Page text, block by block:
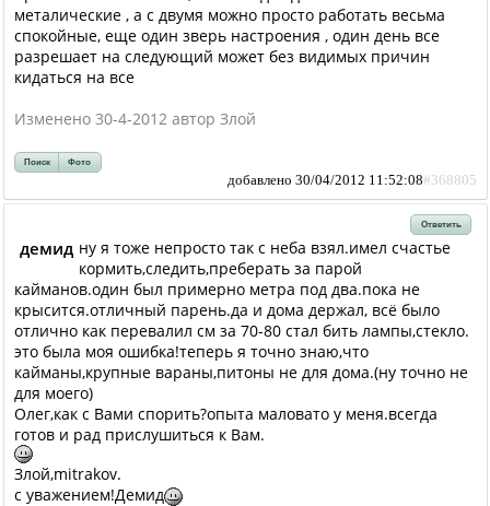
металические , а с двумя можно просто работать весьма
спокойные, еще один зверь настроения , один день все
разрешает на следующий может без видимых причин
кидаться на все
Изменено 30-4-2012 автор Злой
Поиск Фото
добавлено 30/04/2012 11:52:08#368805
Ответить
демид ну я тоже непросто так с неба взял.имел счастье
кормить,следить,преберать за парой
кайманов.один был примерно метра под два.пока не
крысится.отличный парень.да и дома держал, всё было
отлично как перевалил см за 70-80 стал бить лампы,стекло.
это была моя ошибка!теперь я точно знаю,что
кайманы,крупные вараны,питоны не для дома.(ну точно не
для моего)
Олег,как с Вами спорить?опыта маловато у меня.всегда
готов и рад прислушиться к Вам.
Злой,mitrakov.
с уважением!Демид